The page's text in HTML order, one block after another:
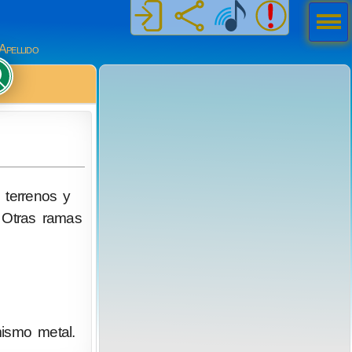
y
ramas
metal.
Men
ú